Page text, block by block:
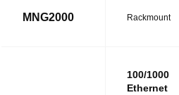
MNG2000 Rackmount
100/1000
Ethernet